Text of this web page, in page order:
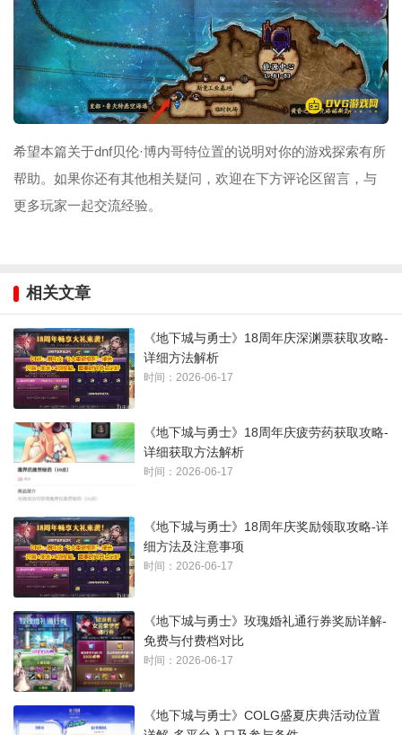
希望本篇关于dnf贝伦·博内哥特位置的说明对你的游戏探索有所
帮助。如果你还有其他相关疑问，欢迎在下方评论区留言，与
更多玩家一起交流经验。
相关文章
《地下城与勇士》18周年庆深渊票获取攻略-
详细方法解析
时间：2026-06-17
《地下城与勇士》18周年庆疲劳药获取攻略-
详细获取方法解析
时间：2026-06-17
《地下城与勇士》18周年庆奖励领取攻略-详
细方法及注意事项
时间：2026-06-17
《地下城与勇士》玫瑰婚礼通行券奖励详解-
免费与付费档对比
时间：2026-06-17
《地下城与勇士》COLG盛夏庆典活动位置